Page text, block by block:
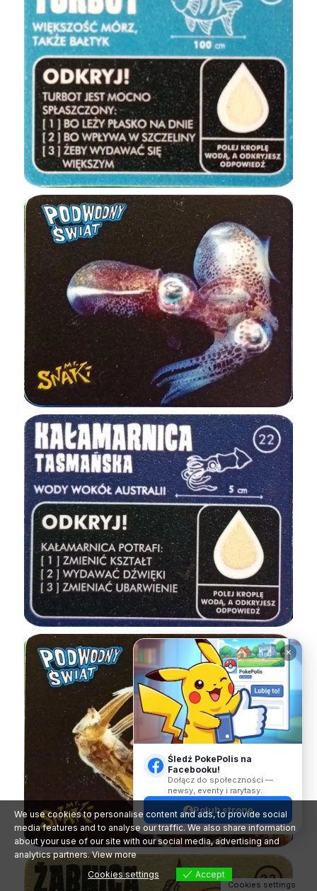
✕
Śledź PokePolis na
Facebooku!
Dołącz do społeczności —
newsy, eventy i rarytasy.
Polub stronę
We use cookies to personalise content and ads, to provide social
media features and to analyse our traffic. We also share information
about your use of our site with our social media, advertising and
analytics partners.View more
Cookies settings
Accept
Cookies settings